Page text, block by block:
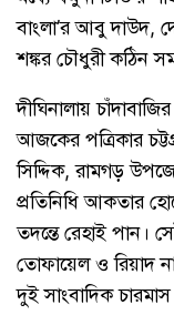
বাংলা’র আবু দাউদ,
শঙ্কর চৌধুরী কঠিন
দীঘিনালায়
আজকের পত্রিকার
সিদ্দিক, রামগড়
প্রতিনিধি আকতার
তদন্তে রেহাই পান।
তোফায়েল ও রিয়াদ
দুই সাংবাদিক